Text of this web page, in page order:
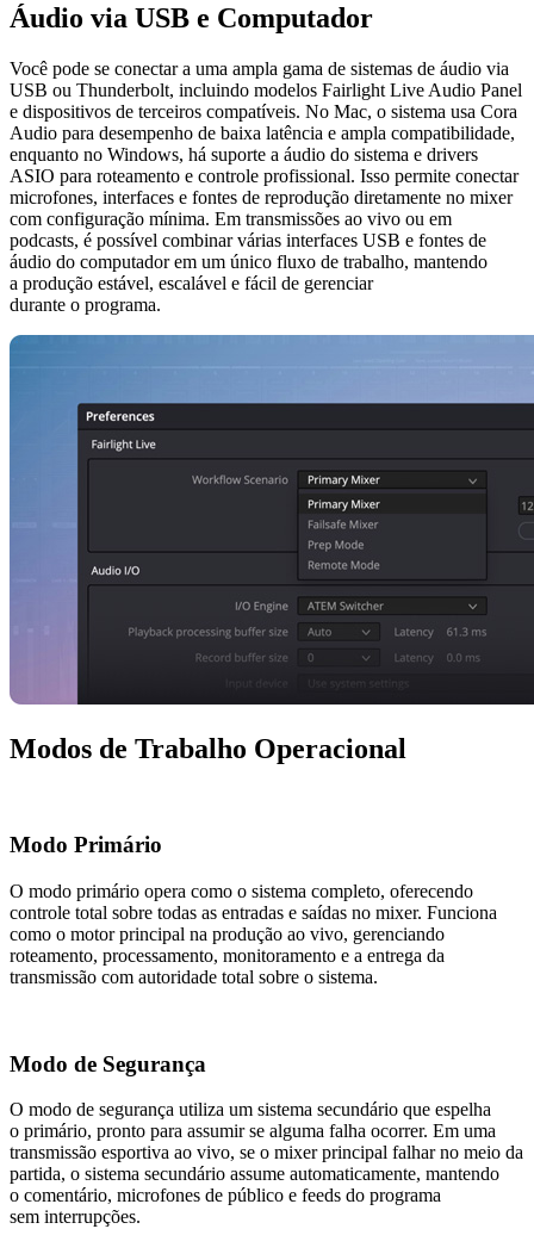
Áudio via USB e Computador
Você pode se conectar a uma ampla gama de sistemas de áudio via
USB ou Thunderbolt, incluindo modelos Fairlight Live Audio Panel
e dispositivos de terceiros compatíveis. No Mac, o sistema usa Cora
Audio para desempenho de baixa latência e ampla compatibilidade,
enquanto no Windows, há suporte a áudio do sistema e drivers
ASIO para roteamento e controle profissional. Isso permite conectar
microfones, interfaces e fontes de reprodução diretamente no mixer
com configuração mínima. Em transmissões ao vivo ou em
podcasts, é possível combinar várias interfaces USB e fontes de
áudio do computador em um único fluxo de trabalho, mantendo
a produção estável, escalável e fácil de gerenciar
durante o programa.
Modos de Trabalho Operacional
Modo Primário
O modo primário opera como o sistema completo, oferecendo
controle total sobre todas as entradas e saídas no mixer. Funciona
como o motor principal na produção ao vivo, gerenciando
roteamento, processamento, monitoramento e a entrega da
transmissão com autoridade total sobre o sistema.
Modo de Segurança
O modo de segurança utiliza um sistema secundário que espelha
o primário, pronto para assumir se alguma falha ocorrer. Em uma
transmissão esportiva ao vivo, se o mixer principal falhar no meio da
partida, o sistema secundário assume automaticamente, mantendo
o comentário, microfones de público e feeds do programa
sem interrupções.